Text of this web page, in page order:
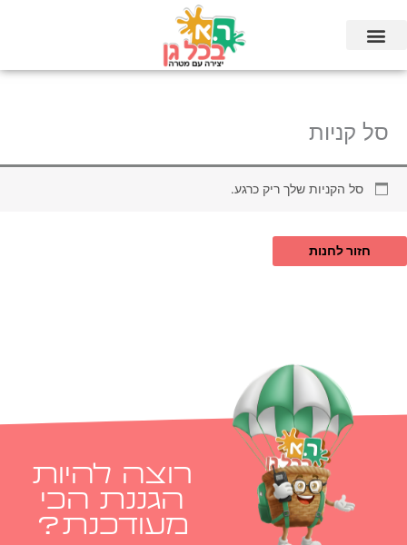
לתוכן
סל קניות
סל הקניות שלך ריק כרגע.
חזור לחנות
רוצה להיות
הגננת הכי
מעודכנת?